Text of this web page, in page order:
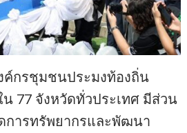
ค์กรชุมชนประมงท้องถิ่น
77 จังหวัดทั่วประเทศ มีส่วน
การทรัพยากรและพัฒนา